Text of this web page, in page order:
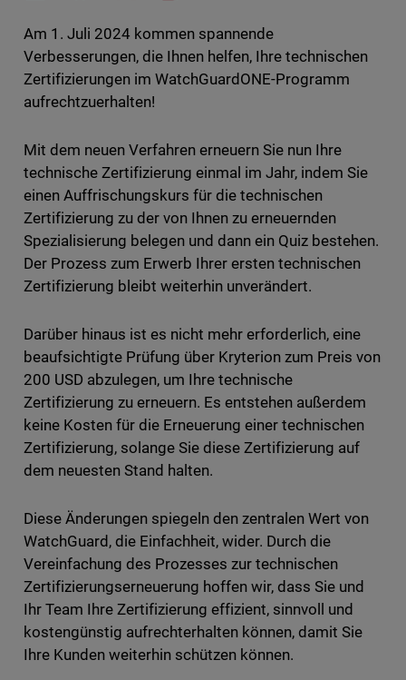
Am 1. Juli 2024 kommen spannende
Verbesserungen, die Ihnen helfen, Ihre technischen
Zertifizierungen im WatchGuardONE-Programm
aufrechtzuerhalten!
Mit dem neuen Verfahren erneuern Sie nun Ihre
technische Zertifizierung einmal im Jahr, indem Sie
einen Auffrischungskurs für die technischen
Zertifizierung zu der von Ihnen zu erneuernden
Spezialisierung belegen und dann ein Quiz bestehen.
Der Prozess zum Erwerb Ihrer ersten technischen
Zertifizierung bleibt weiterhin unverändert.
Darüber hinaus ist es nicht mehr erforderlich, eine
beaufsichtigte Prüfung über Kryterion zum Preis von
200 USD abzulegen, um Ihre technische
Zertifizierung zu erneuern. Es entstehen außerdem
keine Kosten für die Erneuerung einer technischen
Zertifizierung, solange Sie diese Zertifizierung auf
dem neuesten Stand halten.
Diese Änderungen spiegeln den zentralen Wert von
WatchGuard, die Einfachheit, wider. Durch die
Vereinfachung des Prozesses zur technischen
Zertifizierungserneuerung hoffen wir, dass Sie und
Ihr Team Ihre Zertifizierung effizient, sinnvoll und
kostengünstig aufrechterhalten können, damit Sie
Ihre Kunden weiterhin schützen können.